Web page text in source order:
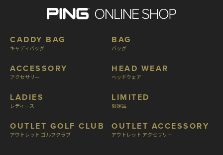
CADDY BAG
キャディバッグ
ACCESSORY
アクセサリー
LADIES
レディース
OUTLET GOLF CLUB
アウトレット ゴルフクラブ
BAG
バッグ
HEAD WEAR
ヘッドウェア
LIMITED
限定品
OUTLET ACCESSORY
アウトレット アクセサリー